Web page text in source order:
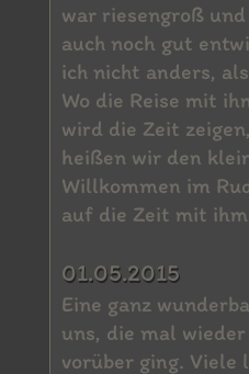
war riesengroß
auch noch gut
ich nicht anders,
Wo die Reise mit
wird die Zeit
heißen wir den
Willkommen im
auf die Zeit mit
01.05.2015
Eine ganz
uns, die mal
vorüber ging. Viele